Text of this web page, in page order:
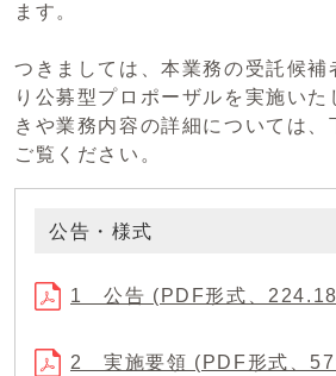
ます。
つきましては、本業務の受託候補
り公募型プロポーザルを実施い
きや業務内容の詳細については、
ご覧ください。
公告・様式
1 公告 (PDF形式、
2 実施要領 (PDF形式、